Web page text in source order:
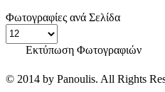
Φωτογραφίες ανά Σελίδα
Εκτύπωση Φωτογραφιών
© 2014 by Panoulis. All Rights